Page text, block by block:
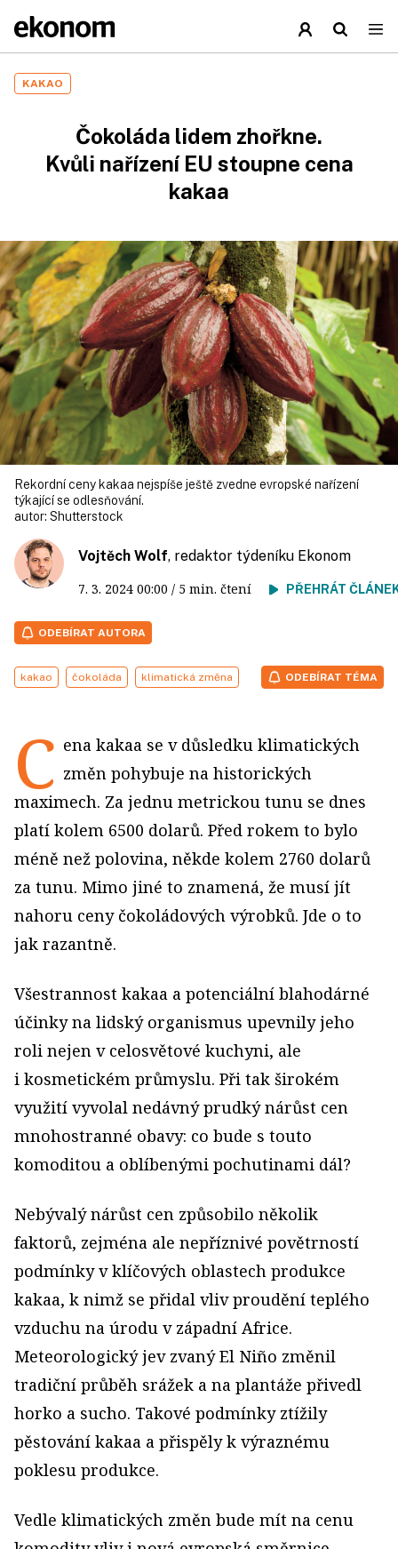
KAKAO
Čokoláda lidem zhořkne.
Kvůli nařízení EU stoupne cena
kakaa
Rekordní ceny kakaa nejspíše ještě zvedne evropské nařízení
týkající se odlesňování.
autor: Shutterstock
Vojtěch Wolf, redaktor týdeníku Ekonom
7. 3. 2024 00:00 / 5 min. čtení PŘEHRÁT
ODEBÍRAT AUTORA
kakao čokoláda klimatická změna ODEBÍRAT TÉMA
C ena kakaa se v důsledku klimatických
změn pohybuje na historických
maximech. Za jednu metrickou tunu se dnes
platí kolem 6500 dolarů. Před rokem to bylo
méně než polovina, někde kolem 2760 dolarů
za tunu. Mimo jiné to znamená, že musí jít
nahoru ceny čokoládových výrobků. Jde o to
jak razantně.
Všestrannost kakaa a potenciál­ní blahodárné
účinky na lidský orga­nismus upevnily jeho
roli nejen v celosvětové kuchyni, ale
i kosmetickém průmyslu. Při tak širokém
využití vyvolal nedávný prudký nárůst cen
mnohostranné obavy: co bude s touto
komoditou a oblíbenými pochutinami dál?
Nebývalý nárůst cen způsobilo několik
faktorů, zejména ale nepříznivé povětrností
podmínky v klíčových oblastech produkce
kakaa, k nimž se přidal vliv proudění teplého
vzduchu na úrodu v západní Africe.
Meteorologický jev zvaný El Niño změnil
tradiční průběh srážek a na plantáže přivedl
horko a sucho. Takové podmínky ztížily
pěstování kakaa a přispěly k výraznému
poklesu produkce.
Vedle klimatických změn bude mít na cenu